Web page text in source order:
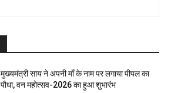
मुख्यमंत्री साय ने अपनी माँ के नाम पर लगाया पीपल का
पौधा, वन महोत्सव-2026 का हुआ शुभारंभ